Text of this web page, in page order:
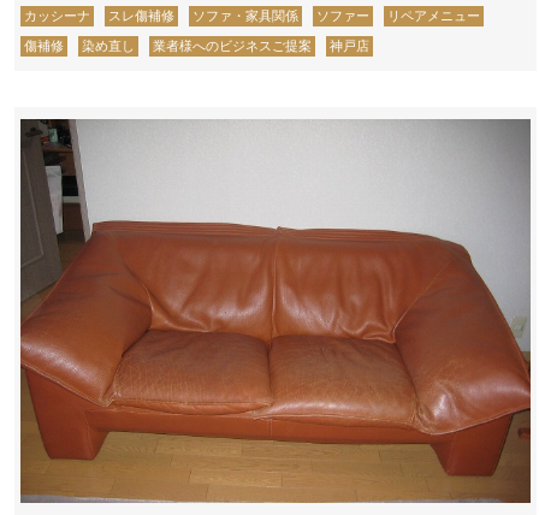
カッシーナ スレ傷補修 ソファ・家具関係 ソファー リペアメニュー
傷補修 染め直し 業者様へのビジネスご提案 神戸店